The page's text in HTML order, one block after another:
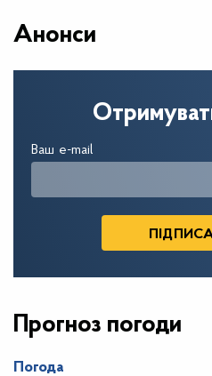
Анонси
Ваш e-mail
Прогноз погоди
Погода